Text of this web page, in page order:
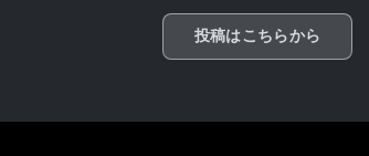
投稿はこちらから